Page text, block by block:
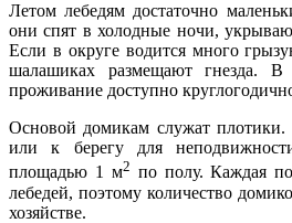
Летом лебедям достаточно
они спят в холодные ночи,
Если в округе водится много
шалашиках размещают гнезда.
проживание доступно
Основой домикам служат
или к берегу для
площадью 1 м2 по полу. Каждая
лебедей, поэтому количество
хозяйстве.